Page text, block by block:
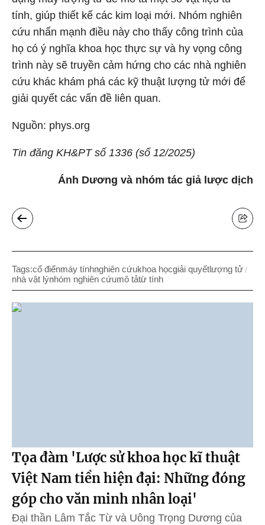
tính, giúp thiết kế các kim loại mới. Nhóm nghiên
cứu nhấn mạnh điều này cho thấy công trình của
họ có ý nghĩa khoa học thực sự và hy vọng công
trình này sẽ truyền cảm hứng cho các nhà nghiên
cứu khác khám phá các kỹ thuật lượng tử mới để
giải quyết các vấn đề liên quan.
Nguồn: phys.org
Tin đăng KH&PT số 1336 (số 12/2025)
Ánh Dương và nhóm tác giả lược dịch
Tags:cổ điểnmáy tínhnghiên cứukhoa họcgiải quyếtlượng tử
nhà vật lýnhóm nghiên cứumô tảtừ tính
Tọa đàm 'Lược sử khoa học kĩ thuật
Việt Nam tiền hiện đại: Những đóng
góp cho văn minh nhân loại'
Đại thần Lâm Tắc Từ và Uông Trọng Dương của